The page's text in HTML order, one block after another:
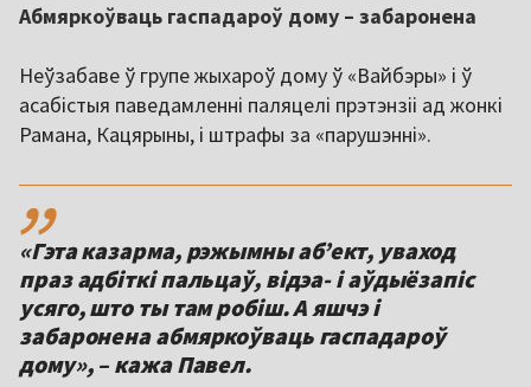
Абмяркоўваць гаспадароў дому – забаронена
Неўзабаве ў групе жыхароў дому ў «Вайбэры» і ў
асабістыя паведамленні паляцелі прэтэнзіі ад жонкі
Рамана, Кацярыны, і штрафы за «парушэнні».
,,
«Гэта казарма, рэжымны аб’ект, уваход
праз адбіткі пальцаў, відэа- і аўдыёзапіс
усяго, што ты там робіш. А яшчэ і
забаронена абмяркоўваць гаспадароў
дому», – кажа Павел.